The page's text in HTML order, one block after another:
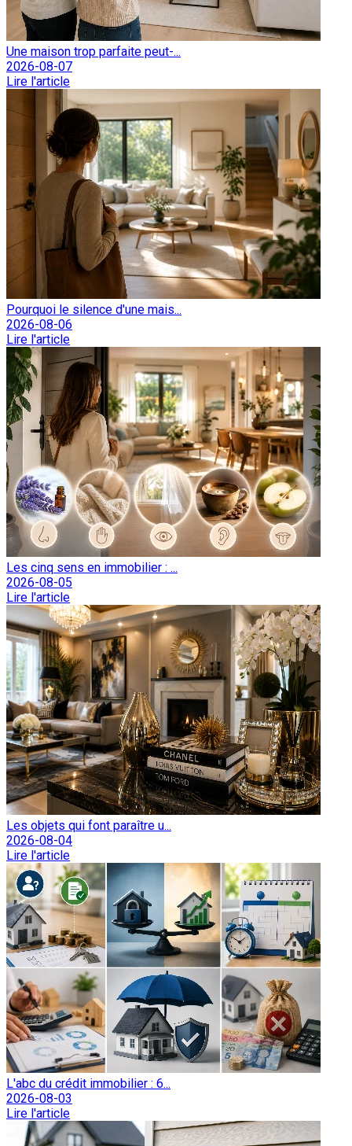
Une maison trop parfaite peut-...
2026-08-07
Lire l'article
Pourquoi le silence d'une mais...
2026-08-06
Lire l'article
Les cinq sens en immobilier : ...
2026-08-05
Lire l'article
Les objets qui font paraître u...
2026-08-04
Lire l'article
L'abc du crédit immobilier : 6...
2026-08-03
Lire l'article